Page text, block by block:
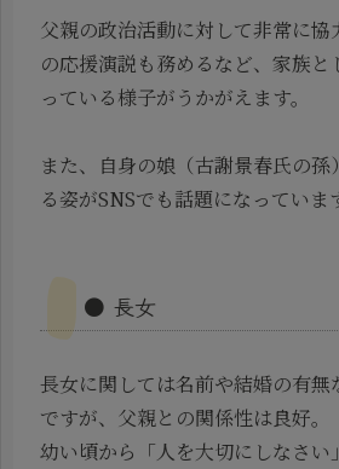
父親の政治活動に対して非常に協
の応援演説も務めるなど、家族と
っている様子がうかがえます。
また、自身の娘（古謝景春氏の孫
る姿がSNSでも話題になっていま
● 長女
長女に関しては名前や結婚の有無
ですが、父親との関係性は良好。
幼い頃から「人を大切にしなさい